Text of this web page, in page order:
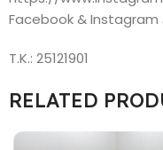
Facebook & Instagram
T.K.: 25121901
RELATED